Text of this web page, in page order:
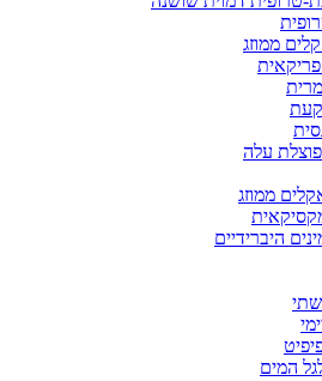
ממוזג
עלה
ממוזג
היברידיים
המים